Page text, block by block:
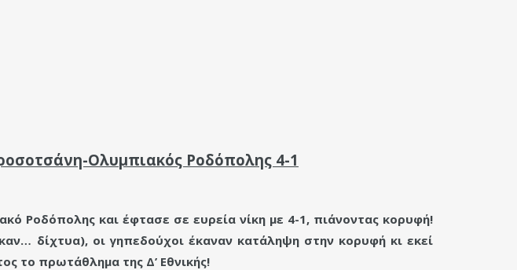
Ολυμπιακός Ροδόπολης 4-1
Ροδόπολης και έφτασε σε ευρεία νίκη με 4-1, πιάνοντας κορυφή!
δίχτυα), οι γηπεδούχοι έκαναν κατάληψη στην κορυφή κι εκεί
το πρωτάθλημα της Δ’ Εθνικής!